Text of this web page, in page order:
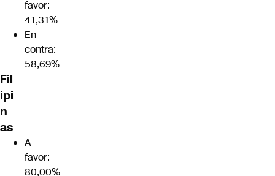
favor:
41,31%
En
contra:
58,69%
Fil
ipi
n
as
A
favor:
80,00%